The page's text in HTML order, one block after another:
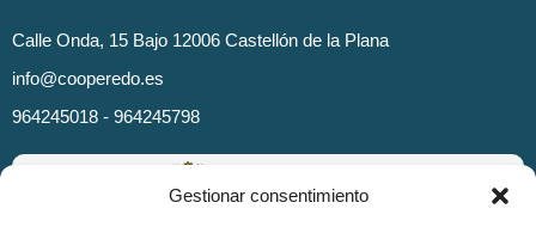
Gestionar consentimiento
Calle Onda, 15 Bajo 12006 Castellón de la Plana
info@cooperedo.es
964245018 - 964245798